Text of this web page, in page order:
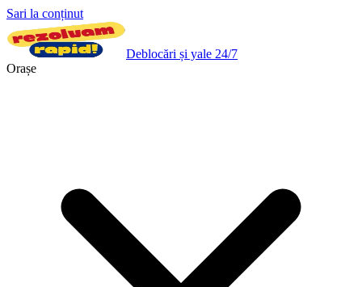
Sari la conținut
Deblocări și yale 24/7
Orașe